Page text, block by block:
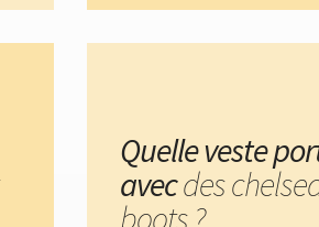
Quelle veste
avecdes
boots ?